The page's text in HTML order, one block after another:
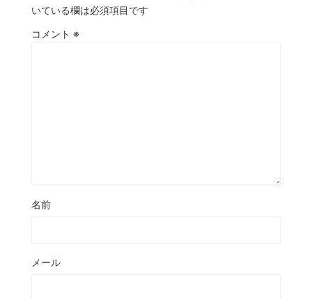
いている欄は必須項目です
コメント ※
名前
メール